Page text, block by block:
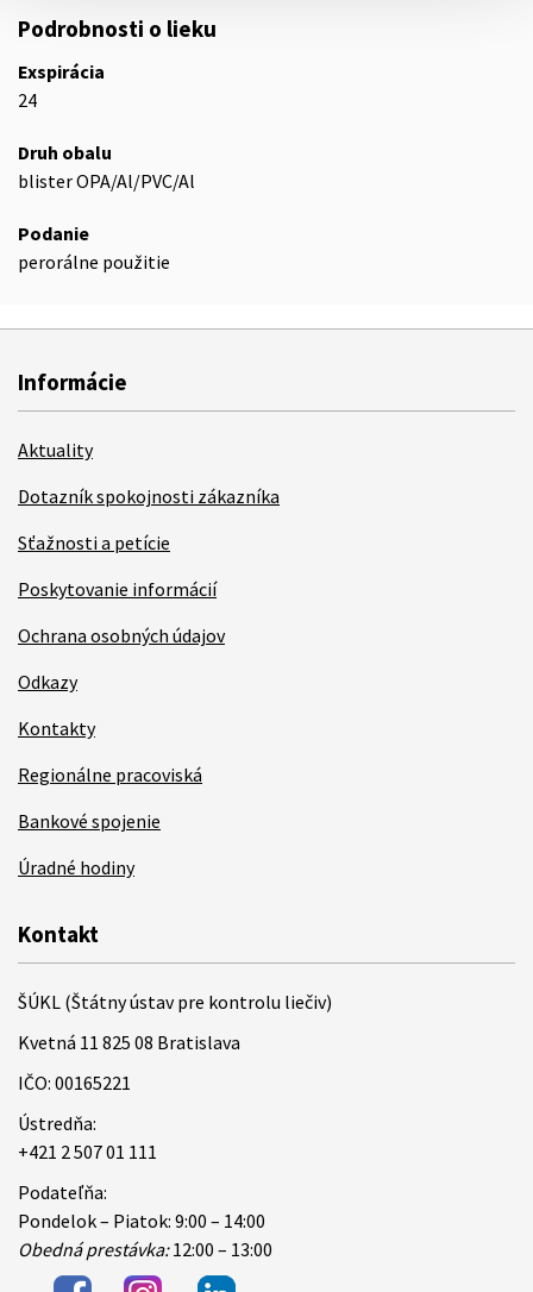
Podrobnosti o lieku
Exspirácia
24
Druh obalu
blister OPA/Al/PVC/Al
Podanie
perorálne použitie
Informácie
Aktuality
Dotazník spokojnosti zákazníka
Sťažnosti a petície
Poskytovanie informácií
Ochrana osobných údajov
Odkazy
Kontakty
Regionálne pracoviská
Bankové spojenie
Úradné hodiny
Kontakt
ŠÚKL (Štátny ústav pre kontrolu liečiv)
Kvetná 11 825 08 Bratislava
IČO: 00165221
Ústredňa:
+421 2 507 01 111
Podateľňa:
Pondelok – Piatok: 9:00 – 14:00
Obedná prestávka:12:00 – 13:00